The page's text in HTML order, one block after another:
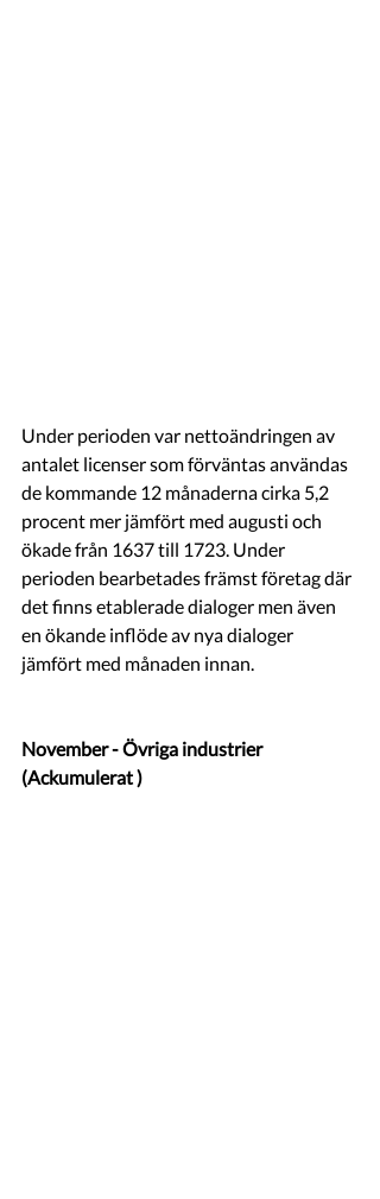
Under perioden var nettoändringen av
antalet licenser som förväntas användas
de kommande 12 månaderna cirka 5,2
procent mer jämfört med augusti och
ökade från 1637 till 1723. Under
perioden bearbetades främst företag där
det finns etablerade dialoger men även
en ökande inflöde av nya dialoger
jämfört med månaden innan.
November - Övriga industrier
(Ackumulerat )